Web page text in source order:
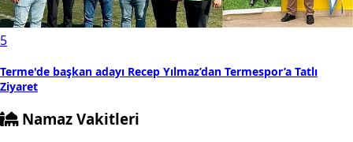
5
Terme'de başkan adayı Recep Yılmaz’dan Termespor’a Tatlı
Ziyaret
Namaz Vakitleri